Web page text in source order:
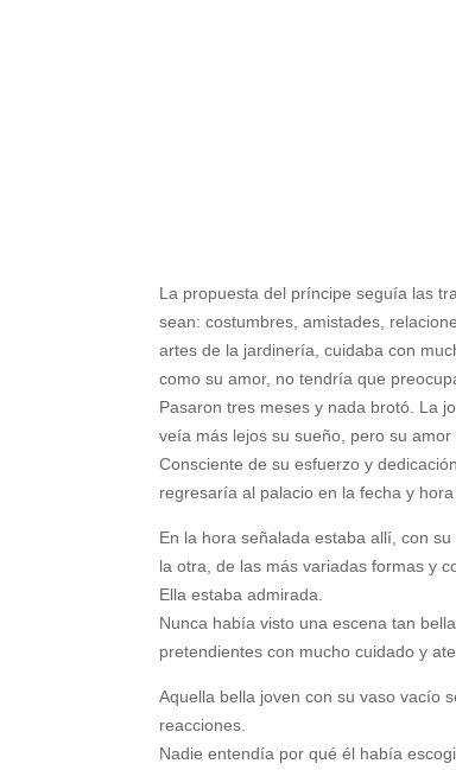
La propuesta del príncipe seguía las
sean: costumbres, amistades,
artes de la jardinería, cuidaba con
como su amor, no tendría que
Pasaron tres meses y nada brotó. La
veía más lejos su sueño, pero su
Consciente de su esfuerzo y
regresaría al palacio en la fecha y
En la hora señalada estaba allí, con
la otra, de las más variadas formas y
Ella estaba admirada.
Nunca había visto una escena tan
pretendientes con mucho cuidado y
Aquella bella joven con su vaso vacío
reacciones.
Nadie entendía por qué él había